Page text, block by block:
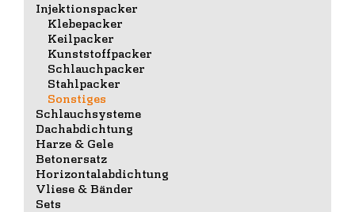
Injektionspacker
Klebepacker
Keilpacker
Kunststoffpacker
Schlauchpacker
Stahlpacker
Sonstiges
Schlauchsysteme
Dachabdichtung
Harze & Gele
Betonersatz
Horizontalabdichtung
Vliese & Bänder
Sets